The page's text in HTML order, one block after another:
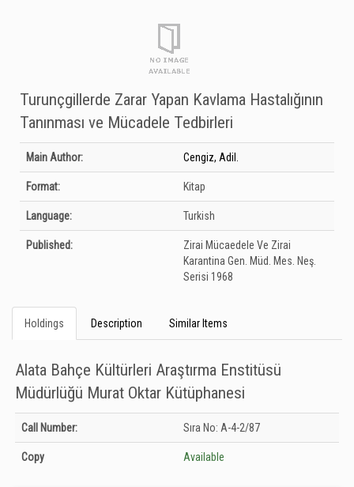
Turunçgillerde Zarar Yapan Kavlama Hastalığının
Tanınması ve Mücadele Tedbirleri
Bibliographic Details
Main Author: Cengiz, Adil.
Format: Kitap
Language: Turkish
Published:
Zirai Mücaedele Ve Zirai
Karantina Gen. Müd. Mes. Neş.
Serisi 1968
Holdings Description Similar Items
Alata Bahçe Kültürleri Araştırma Enstitüsü
Müdürlüğü Murat Oktar Kütüphanesi
Holdings details from Alata Bahçe Kültürleri Araştırma Enstitüsü Müdürlüğü
Murat Oktar Kütüphanesi: Unknown
Call Number: Sıra No: A-4-2/87
Copy Available